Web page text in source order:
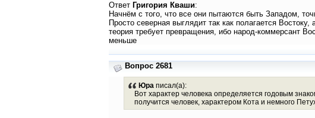
Ответ Григория Кваши:
Начнём с того, что все они пытаются быть Западом,
Просто северная выглядит так как полагается
теория требует превращения, ибо народ-коммерсант
меньше
Вопрос 2681
Юраписал(а):
Вот характер человека определяется годовым
получится человек, характером Кота и немного